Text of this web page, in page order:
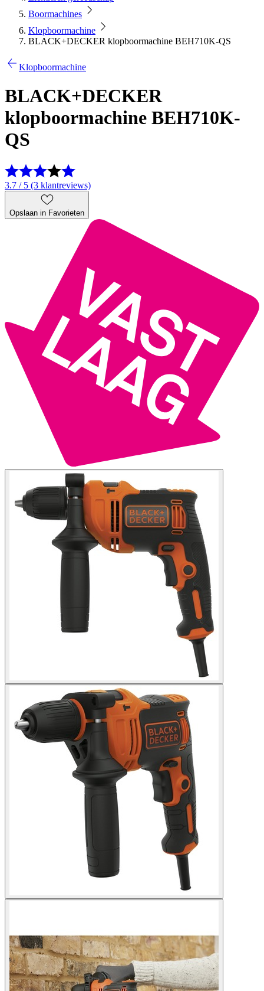
Boormachines
Klopboormachine
BLACK+DECKER klopboormachine BEH710K-QS
Klopboormachine
BLACK+DECKER
klopboormachine BEH710K-
QS
3.7 / 5 (3 klantreviews)
Opslaan in Favorieten